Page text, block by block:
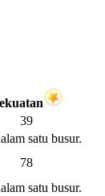
39
satu busur.
78
satu busur.